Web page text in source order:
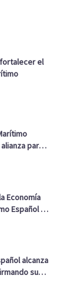
fortalecer el
para
Nacional
Economía
Español y
alianzas
alcanza
su
Azul